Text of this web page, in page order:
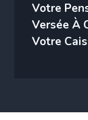
Votre
Versée À
Votre